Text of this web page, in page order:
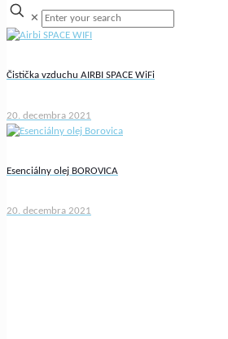
✕
Čistička vzduchu AIRBI SPACE WiFi
20. decembra 2021
Esenciálny olej BOROVICA
20. decembra 2021